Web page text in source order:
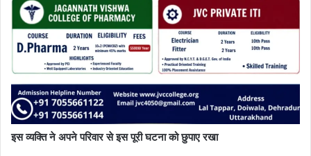
इस व्यक्ति ने अपने परिवार से इस पूरी घटना को छुपाए रखा